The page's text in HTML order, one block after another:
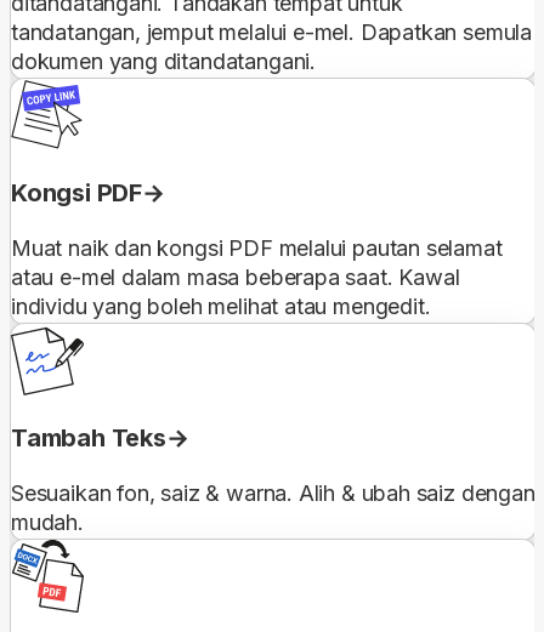
tandatangan, jemput melalui e-mel. Dapatkan semula
dokumen yang ditandatangani.
Kongsi PDF
Muat naik dan kongsi PDF melalui pautan selamat
atau e-mel dalam masa beberapa saat. Kawal
individu yang boleh melihat atau mengedit.
Tambah Teks
Sesuaikan fon, saiz & warna. Alih & ubah saiz dengan
mudah.